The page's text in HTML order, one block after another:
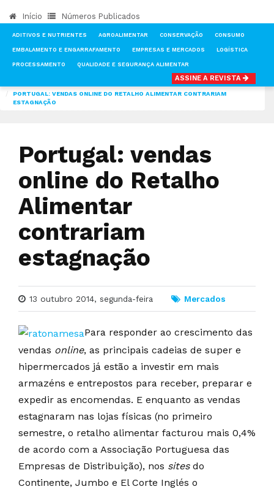
Início Números Publicados
ADITIVOS E NUTRIENTES AGROALIMENTAR CONSERVAÇÃO CONSUMO
EMBALAMENTO E ENGARRAFAMENTO EMPRESAS E MERCADOS LOGÍSTICA
PROCESSAMENTO QUALIDADE E SEGURANÇA ALIMENTAR
ASSINE A REVISTA
PORTUGAL: VENDAS ONLINE DO RETALHO ALIMENTAR CONTRARIAM
ESTAGNAÇÃO
Portugal: vendas
online do Retalho
Alimentar
contrariam
estagnação
13 outubro 2014, segunda-feira Mercados
Para responder ao crescimento das
vendas online, as principais cadeias de super e
hipermercados já estão a investir em mais
armazéns e entrepostos para receber, preparar e
expedir as encomendas. E enquanto as vendas
estagnaram nas lojas físicas (no primeiro
semestre, o retalho alimentar facturou mais 0,4%
de acordo com a Associação Portuguesa das
Empresas de Distribuição), nos sitesdo
Continente, Jumbo e El Corte Inglés o